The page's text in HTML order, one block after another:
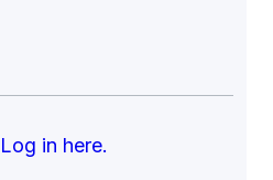
Log in here.